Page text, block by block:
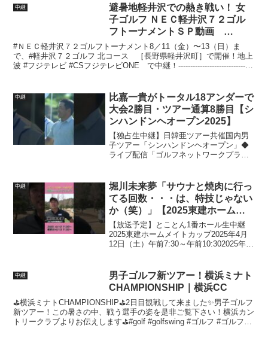
中継
避暑地軽井沢での熱き戦い！ 女
子ゴルフ ＮＥＣ軽井沢７２ゴル
フトーナメントＳＰ動画
【8/11(金)から軽井沢で開催！】
#ＮＥＣ軽井沢７２ゴルフトーナメント8／11（金）〜13（日）ま
で、#軽井沢７２ゴルフ 北コース ［長野県軽井沢町］で開催！地上
波 #フジテレビ #CSフジテレビONE で中継！------------------------------
中継
比嘉一貴がトータル18アンダーで
大会2勝目・ツアー通算8勝目【シ
ンハンドンヘオープン2025】
【独占生中継】日韓亜ツアー共催国内男
子ツアー「シンハンドンヘオープン」◆
ライブ配信「ゴルフネットワークプラス
J:COMなどケーブルテレビ・プライムビ
デオチャンネル...
中継
堀川未来夢「サウナと焼肉に行っ
てる回数・・・は、特技じゃない
か（笑）」【2025東建ホームメ
イトカップ】
【放送予定】とことん1番ホール生中継
2025東建ホームメイトカップ2025年4月
12日（土）午前7:30～午前10:302025年4
ツアー#ゴルフ#ゴ...
中継
男子ゴルフ新ツアー！横浜ミナト
CHAMPIONSHIP｜横浜CC
⛳️横浜ミナトCHAMPIONSHIP⛳️2日目観戦して来ました✨男子ゴルフ
新ツアー！この暑さの中、戦う選手の姿を是非ご覧下さい！横浜カン
トリークラブよりお伝えします⛳️#golf #golfswing #ゴルフ #ゴルフス